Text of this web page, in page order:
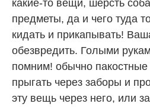
какие-то вещи, шерсть
предметы, да и чего туда
кидать и прикапывать!
обезвредить. Голыми
помним! обычно пакостные
прыгать через заборы и
эту вещь через него, или